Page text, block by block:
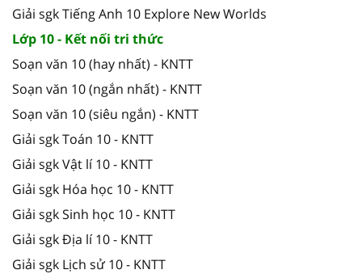
Giải sgk Tiếng Anh 10 Explore New Worlds
Lớp 10 - Kết nối tri thức
Soạn văn 10 (hay nhất) - KNTT
Soạn văn 10 (ngắn nhất) - KNTT
Soạn văn 10 (siêu ngắn) - KNTT
Giải sgk Toán 10 - KNTT
Giải sgk Vật lí 10 - KNTT
Giải sgk Hóa học 10 - KNTT
Giải sgk Sinh học 10 - KNTT
Giải sgk Địa lí 10 - KNTT
Giải sgk Lịch sử 10 - KNTT